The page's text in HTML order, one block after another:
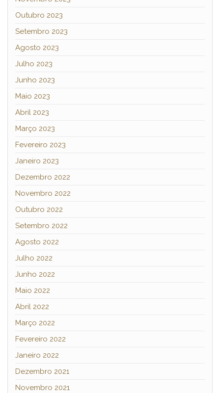
Outubro 2023
Setembro 2023
Agosto 2023
Julho 2023
Junho 2023
Maio 2023
Abril 2023
Março 2023
Fevereiro 2023
Janeiro 2023
Dezembro 2022
Novembro 2022
Outubro 2022
Setembro 2022
Agosto 2022
Julho 2022
Junho 2022
Maio 2022
Abril 2022
Março 2022
Fevereiro 2022
Janeiro 2022
Dezembro 2021
Novembro 2021